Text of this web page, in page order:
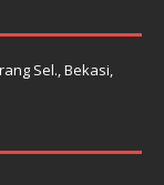
Sel., Bekasi,